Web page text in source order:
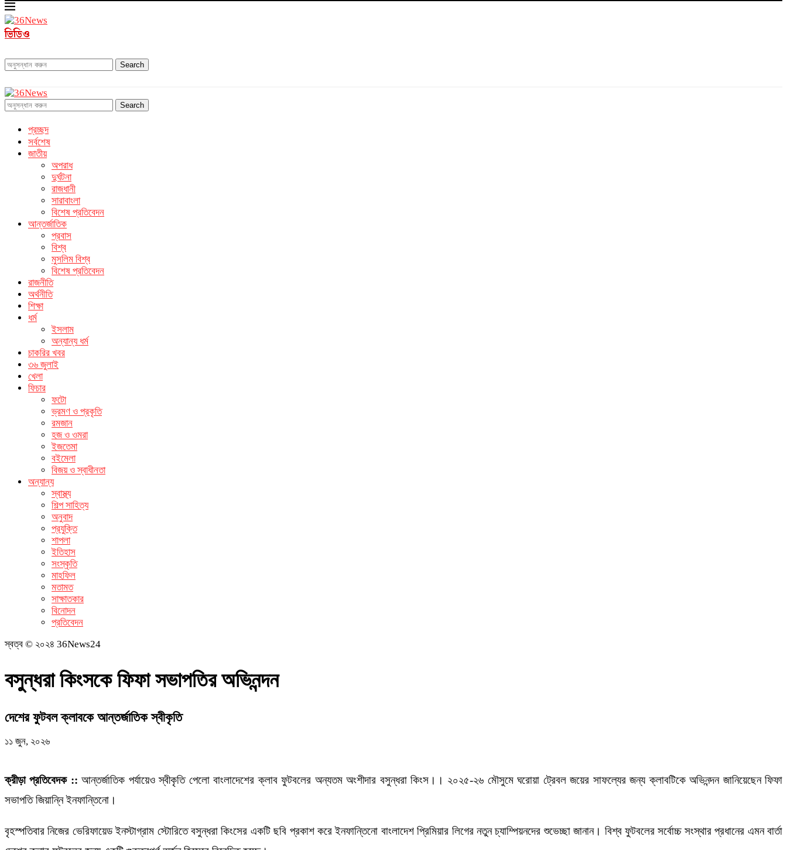
ভিডিও
Search
Search
প্রচ্ছদ
সর্বশেষ
জাতীয়
অপরাধ
দুর্ঘটনা
রাজধানী
সারাবাংলা
বিশেষ প্রতিবেদন
আন্তর্জাতিক
প্রবাস
বিশ্ব
মুসলিম বিশ্ব
বিশেষ প্রতিবেদন
রাজনীতি
অর্থনীতি
শিক্ষা
ধর্ম
ইসলাম
অন্যান্য ধর্ম
চাকরির খবর
৩৬ জুলাই
খেলা
ফিচার
ফটো
ভ্রমণ ও প্রকৃতি
রমজান
হজ ও ওমরা
ইজতেমা
বইমেলা
বিজয় ও স্বাধীনতা
অন্যান্য
স্বাস্থ্য
শিল্প সাহিত্য
অনুবাদ
প্রযুক্তি
শাপলা
ইতিহাস
সংস্কৃতি
মাহফিল
মতামত
সাক্ষাতকার
বিনোদন
প্রতিবেদন
স্বত্ব © ২০২৪ 36News24
বসুন্ধরা কিংসকে ফিফা সভাপতির অভিনন্দন
দেশের ফুটবল ক্লাবকে আন্তর্জাতিক স্বীকৃতি
১১ জুন, ২০২৬
ক্রীড়া প্রতিবেদক :: আন্তর্জাতিক পর্যায়েও স্বীকৃতি পেলো বাংলাদেশের ক্লাব ফুটবলের অন্যতম অংশীদার বসুন্ধরা কিংস।। ২০২৫-২৬ মৌসুমে ঘরোয়া ট্রেবল জয়ের সাফল্যের জন্য ক্লাবটিকে অভিনন্দন জানিয়েছেন ফিফা
সভাপতি জিয়ান্নি ইনফান্তিনো।
বৃহস্পতিবার নিজের ভেরিফায়েড ইনস্টাগ্রাম স্টোরিতে বসুন্ধরা কিংসের একটি ছবি প্রকাশ করে ইনফান্তিনো বাংলাদেশ প্রিমিয়ার লিগের নতুন চ্যাম্পিয়নদের শুভেচ্ছা জানান। বিশ্ব ফুটবলের সর্বোচ্চ সংস্থার প্রধানের এমন বার্তা